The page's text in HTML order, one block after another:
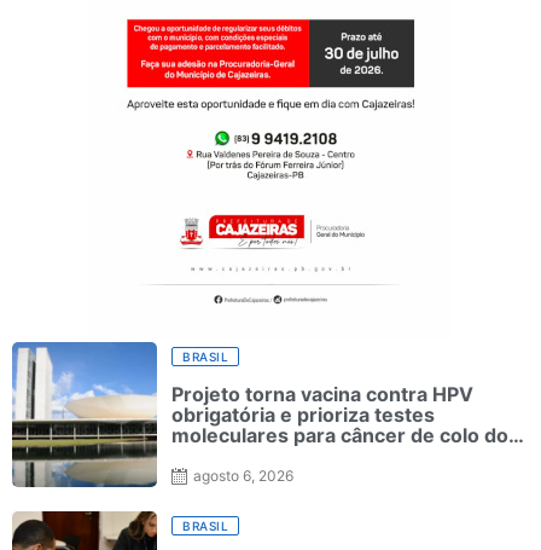
BRASIL
Projeto torna vacina contra HPV
obrigatória e prioriza testes
moleculares para câncer de colo do
agosto 6, 2026
BRASIL